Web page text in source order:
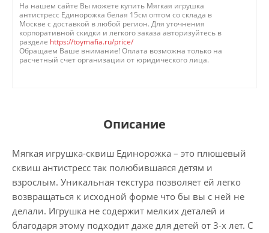
На нашем сайте Вы можете купить Мягкая игрушка
антистресс Единорожка белая 15см оптом со склада в
Москве с доставкой в любой регион. Для уточнения
корпоративной скидки и легкого заказа авторизуйтесь в
разделе https://toymafia.ru/price/
Обращаем Ваше внимание! Оплата возможна только на
расчетный счет организации от юридического лица.
Описание
Мягкая игрушка-сквиш Единорожка – это плюшевый
сквиш антистресс так полюбившаяся детям и
взрослым. Уникальная текстура позволяет ей легко
возвращаться к исходной форме что бы вы с ней не
делали. Игрушка не содержит мелких деталей и
благодаря этому подходит даже для детей от 3-х лет. С